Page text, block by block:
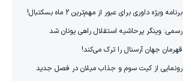
برنامه ویژه داوری برای عبور از مهم‌ترین 2 ماه بسکتبال!
رسمی: وینگر پرحاشیه استقلال راهی یونان شد
قهرمان جهان آرسنال را ترک می‌کند!
رونمایی از کیت سوم و جذاب میلان در فصل جدید